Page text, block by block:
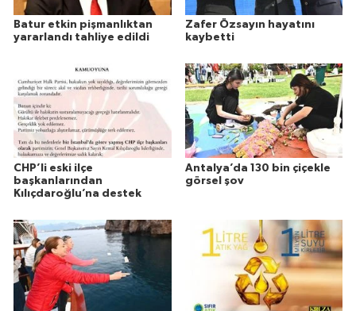
Batur etkin pişmanlıktan
yararlandı tahliye edildi
Zafer Özsayın hayatını
kaybetti
CHP’li eski ilçe
başkanlarından
Kılıçdaroğlu’na destek
Antalya’da 130 bin çiçekle
görsel şov